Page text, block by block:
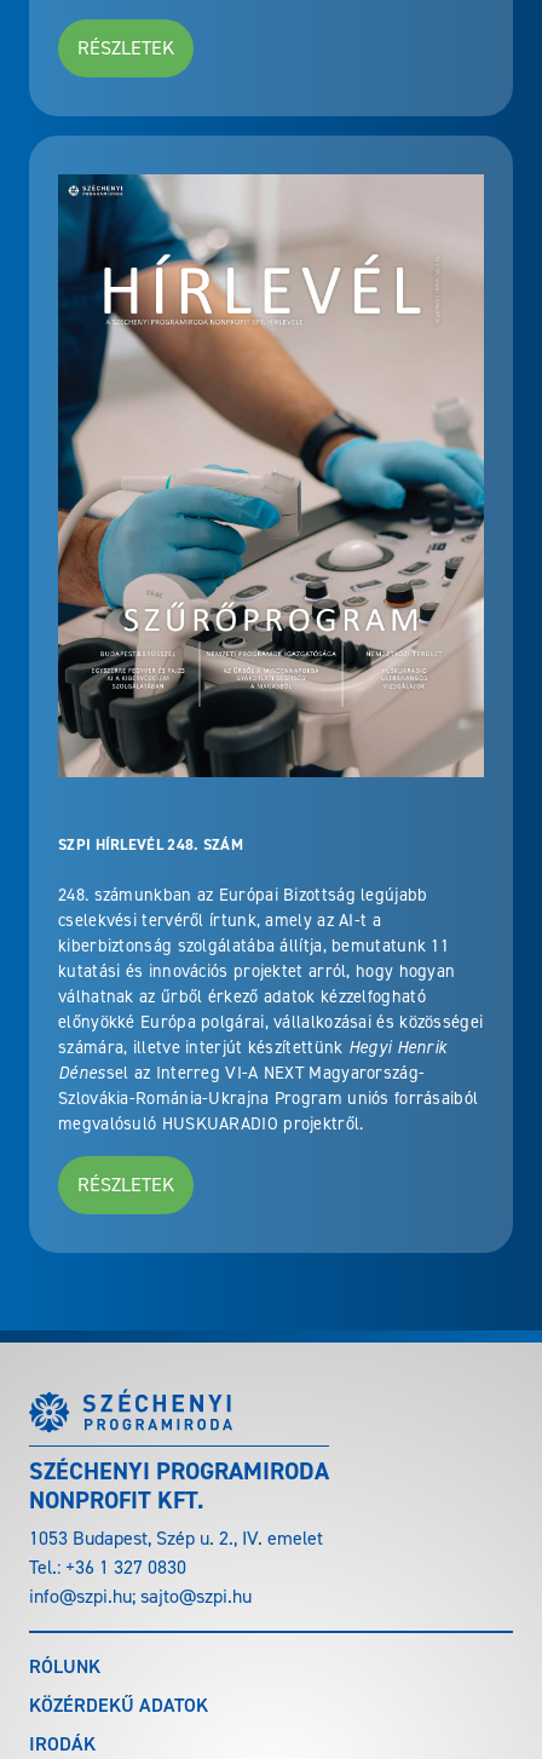
RÉSZLETEK
SZPI HÍRLEVÉL 248. SZÁM
248. számunkban az Európai Bizottság legújabb
cselekvési tervéről írtunk, amely az AI-t a
kiberbiztonság szolgálatába állítja, bemutatunk 11
kutatási és innovációs projektet arról, hogy hogyan
válhatnak az űrből érkező adatok kézzelfogható
előnyökké Európa polgárai, vállalkozásai és közösségei
számára, illetve interjút készítettünk Hegyi Henrik
Dénessel az Interreg VI-A NEXT Magyarország-
Szlovákia-Románia-Ukrajna Program uniós forrásaiból
megvalósuló HUSKUARADIO projektről.
RÉSZLETEK
SZÉCHENYI PROGRAMIRODA
NONPROFIT KFT.
1053 Budapest, Szép u. 2., IV. emelet
Tel.:+36 1 327 0830
info@szpi.hu;sajto@szpi.hu
RÓLUNK
KÖZÉRDEKŰ ADATOK
IRODÁK